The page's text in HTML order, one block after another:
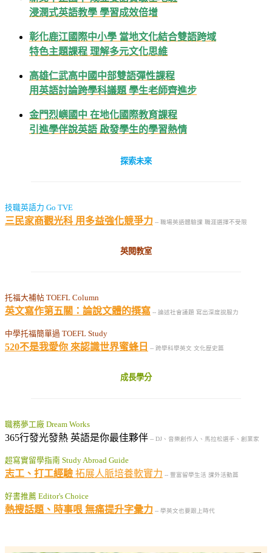
浸潤式英語教學 學習成效倍增
彰化鹿江國際中小學 當地文化結合雙語跨域
特色主題課程 理解多元文化思維
高雄仁武高中國中部雙語彈性課程
用英語討論跨學科議題 學生老師齊進步
金門烈嶼國中 在地化國際教育課程
引進學伴說英語 啟發學生的學習熱情
探索未來
技職英語力 Go TVE
三民家商觀光科 用多益強化競爭力 -- 職場英語體驗課 職涯選擇不受限
英閱教室
托福大補帖 TOEFL Column
英文寫作第五關：論說文體的撰寫 -- 論述社會議題 寫出深度說服力
中學托福簡單過 TOEFL Study
520不是我愛你 來認識世界蜜蜂日 -- 跨學科學英文 文化歷史篇
成長學分
職務夢工廠 Dream Works
365行發光發熱 英語是你最佳夥伴 -- DJ、音樂創作人、馬拉松選手、創業家
超寫實留學指南 Study Abroad Guide
志工、打工經驗 拓展人脈培養軟實力 -- 豐富留學生活 課外活動篇
好書推薦 Editor's Choice
熱搜話題、時事哏 無痛提升字彙力 -- 學英文也要跟上時代